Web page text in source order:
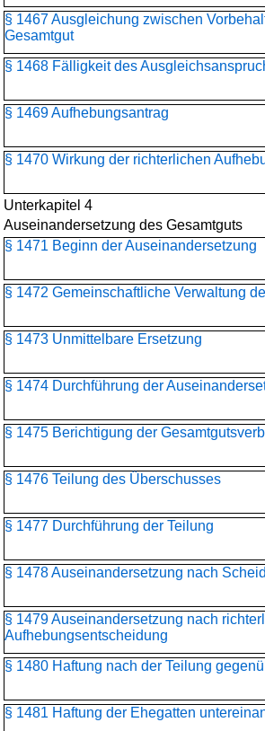
§ 1467 Ausgleichung zwischen
Gesamtgut
§ 1468 Fälligkeit des
§ 1469 Aufhebungsantrag
§ 1470 Wirkung der richterlichen
Unterkapitel 4
Auseinandersetzung des Gesamtguts
§ 1471 Beginn der Auseinandersetzung
§ 1472 Gemeinschaftliche Verwaltung
§ 1473 Unmittelbare Ersetzung
§ 1474 Durchführung der
§ 1475 Berichtigung der
§ 1476 Teilung des Überschusses
§ 1477 Durchführung der Teilung
§ 1478 Auseinandersetzung nach
§ 1479 Auseinandersetzung nach
Aufhebungsentscheidung
§ 1480 Haftung nach der Teilung
§ 1481 Haftung der Ehegatten